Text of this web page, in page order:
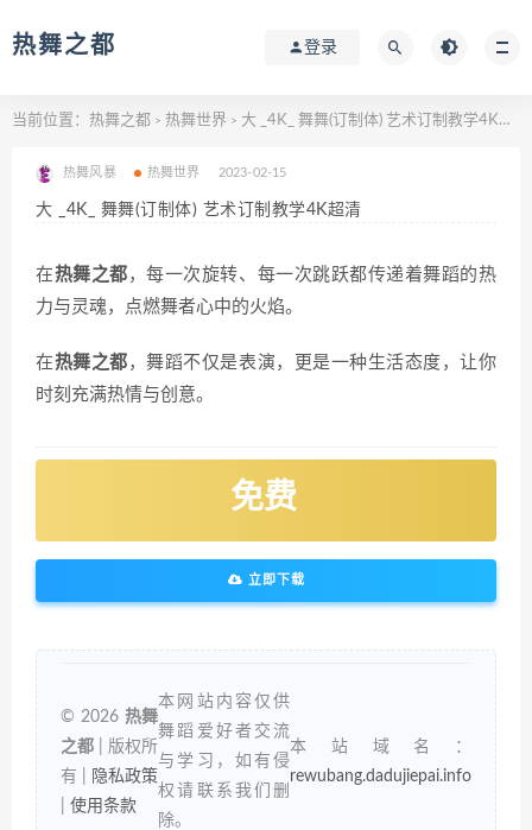
热舞之都 登录
当前位置： 热舞之都 > 热舞世界 > 大 _4K_ 舞舞(订制体) 艺术订制教学4K超清
热舞风暴 热舞世界 2023-02-15
大 _4K_ 舞舞(订制体) 艺术订制教学4K超清
在热舞之都 ，每一次旋转、每一次跳跃都传递着舞蹈的热
力与灵魂，点燃舞者心中的火焰。
在热舞之都 ，舞蹈不仅是表演，更是一种生活态度，让你
时刻充满热情与创意。
免费
立即下载
© 2026 热舞
之都 | 版权所
有 |
隐私政策
使用条款
本网站内容仅供
舞蹈爱好者交流
与学习，如有侵
权请联系我们删
除。
本站域名：
rewubang.dadujiepai.info